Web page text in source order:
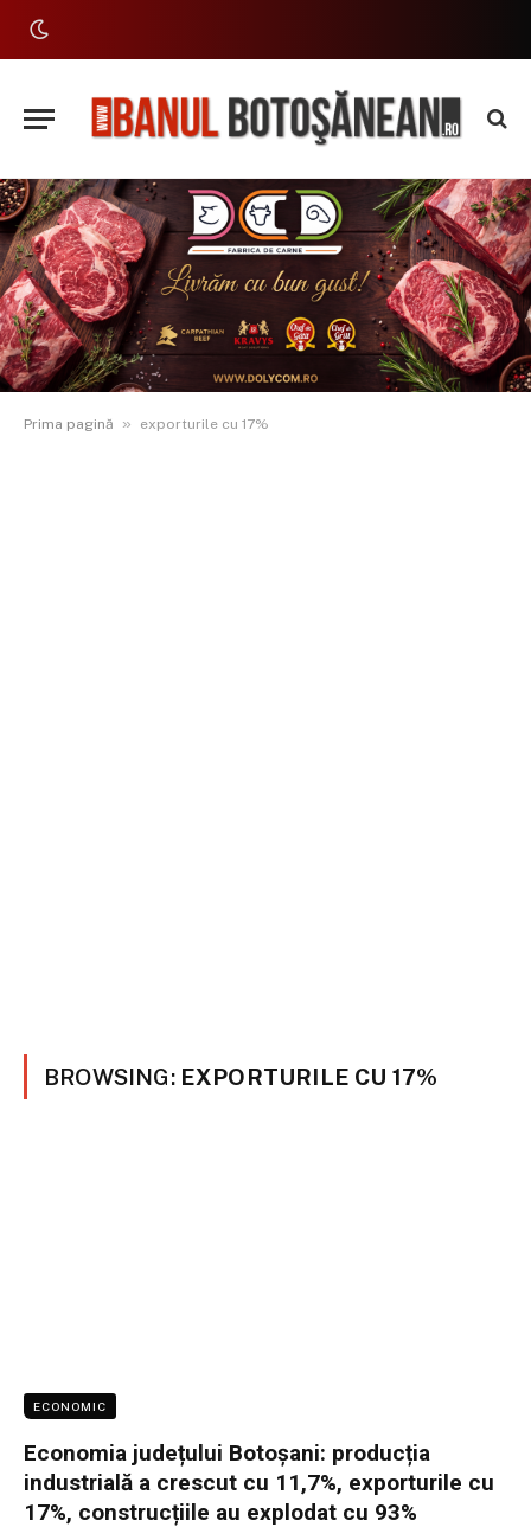
Prima pagină » exporturile cu 17%
BROWSING: EXPORTURILE CU 17%
ECONOMIC
Economia județului Botoșani: producția
industrială a crescut cu 11,7%, exporturile cu
17%, construcțiile au explodat cu 93%